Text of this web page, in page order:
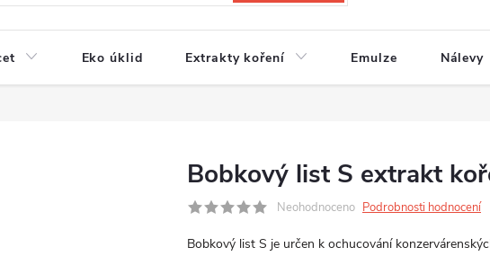
Eko úklid Extrakty koření Emulze Nálevy
Bobkový list S extrakt
Neohodnoceno Podrobnosti hodnocení
Bobkový list S je určen k ochucování